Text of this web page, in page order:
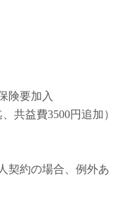
要加入
益費3500円追加）
約の場合、例外あ